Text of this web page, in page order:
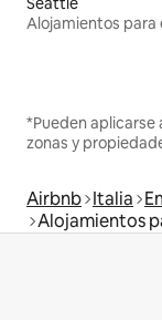
*Pueden aplicarse
zonas y
Airbnb Italia
Alojamientos